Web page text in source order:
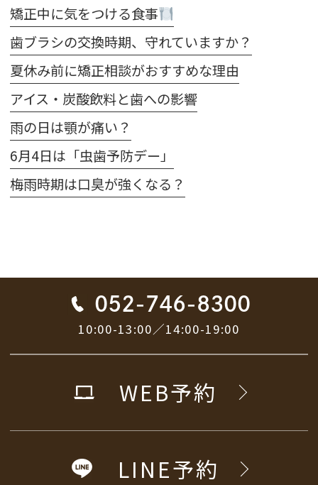
矯正中に気をつける食事
歯ブラシの交換時期、守れていますか？
夏休み前に矯正相談がおすすめな理由
アイス・炭酸飲料と歯への影響
雨の日は顎が痛い？
6月4日は「虫歯予防デー」
梅雨時期は口臭が強くなる？
052-746-8300
10:00-13:00／14:00-19:00
WEB予約
LINE予約